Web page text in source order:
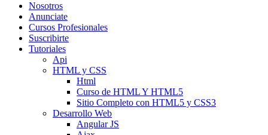
Nosotros
Anunciate
Cursos Profesionales
Suscribirte
Tutoriales
Api
HTML y CSS
Html
Curso de HTML Y HTML5
Sitio Completo con HTML5 y CSS3
Desarrollo Web
Angular JS